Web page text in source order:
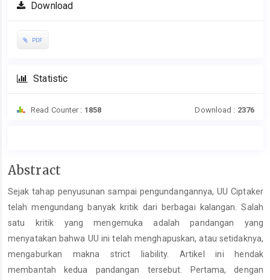
Download
PDF
Statistic
Read Counter : 1858 Download : 2376
Main
Content
Abstract
Sejak tahap penyusunan sampai pengundangannya, UU Ciptaker
telah mengundang banyak kritik dari berbagai kalangan. Salah
satu kritik yang mengemuka adalah pandangan yang
menyatakan bahwa UU ini telah menghapuskan, atau setidaknya,
mengaburkan makna strict liability. Artikel ini hendak
membantah kedua pandangan tersebut. Pertama, dengan